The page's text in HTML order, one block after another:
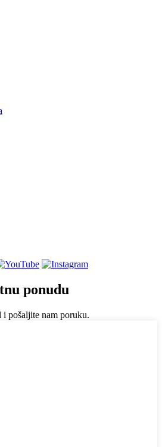
ponudu
pošaljite nam poruku.